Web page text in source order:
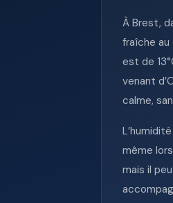
À Brest,
fraîche
est de
venant
calme,
même
mais il